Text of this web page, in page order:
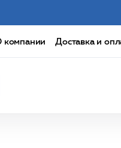
компании Доставка и